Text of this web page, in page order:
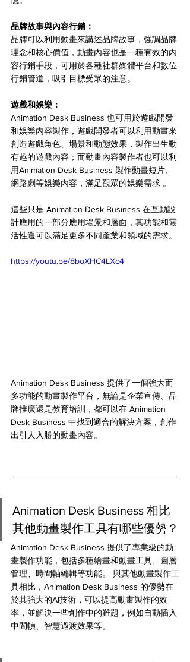
品牌故事與內容行銷：
品牌可以利用動畫來講述品牌故事，強調品牌
理念和核心價值，動畫內容也是一種有效的內
容行銷手段，可用於各種社群媒體平台和數位
行銷管道，吸引目標受眾的注意。
遊戲和娛樂：
Animation Desk Business 也可用於遊戲開發
和娛樂內容製作，遊戲開發者可以利用動畫來
創造遊戲角色、場景和動態效果，製作出生動
有趣的遊戲內容；而動畫內容製作者也可以利
用Animation Desk Business 製作動畫短片、
網路劇等娛樂內容，滿足觀眾的娛樂需求 。
這些只是 Animation Desk Business 在互動設
計應用的一部分應用場景和層面，其功能和靈
活性還可以滿足更多不同產業和領域的需求。
https://youtu.be/8boXHC4LXc4
Animation Desk Business 提供了一個強大而
多功能的動畫製作平台，無論是企業宣傳、品
牌推廣還是教育培訓，都可以在 Animation
Desk Business 中找到適合的解決方案，創作
出引人入勝的動畫內容。
Animation Desk Business 相比
其他動畫製作工具有哪些優勢？
Animation Desk Business 提供了專業級的動
畫製作功能，包括多種繪畫和動畫工具、圖層
管理、時間軸編輯等功能。 與其他動畫製作工
具相比，Animation Desk Business 的優勢在
於其強大的AI技術，可以提高動畫製作的效
率，並解決一些創作中的難題，例如自動插入
中間幀、智慧過渡效果等。